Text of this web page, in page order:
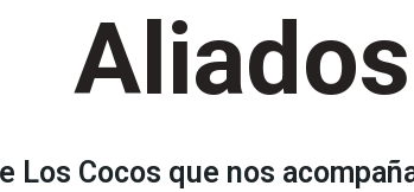
Aliados
Los Cocos que nos